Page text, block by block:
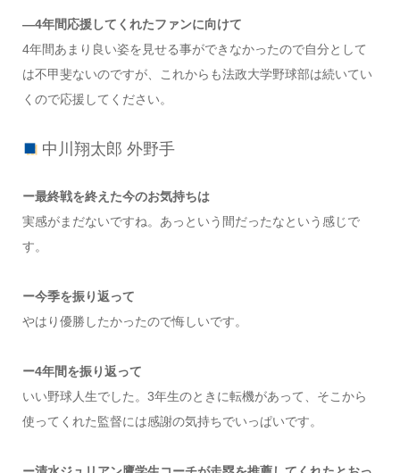
—4年間応援してくれたファンに向けて
4年間あまり良い姿を見せる事ができなかったので自分として
は不甲斐ないのですが、これからも法政大学野球部は続いてい
くので応援してください。
中川翔太郎 外野手
ー最終戦を終えた今のお気持ちは
実感がまだないですね。あっという間だったなという感じで
す。
ー今季を振り返って
やはり優勝したかったので悔しいです。
ー4年間を振り返って
いい野球人生でした。3年生のときに転機があって、そこから
使ってくれた監督には感謝の気持ちでいっぱいです。